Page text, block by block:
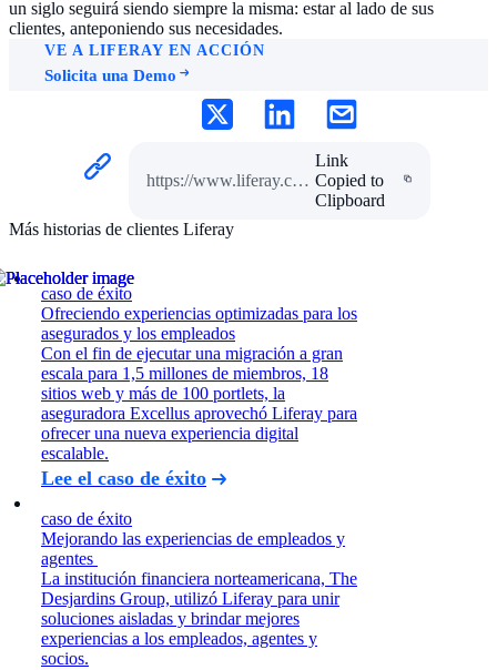
un siglo seguirá siendo siempre la misma: estar al lado de sus
clientes, anteponiendo sus necesidades.
VE A LIFERAY EN ACCIÓN
Solicita una Demo
https://www.liferay.com/es/resources/case-studies/hdi-assicurazioni
Link
Copied to
Clipboard
Más historias de clientes Liferay
caso de éxito
Ofreciendo experiencias optimizadas para los
asegurados y los empleados
Con el fin de ejecutar una migración a gran
escala para 1,5 millones de miembros, 18
sitios web y más de 100 portlets, la
aseguradora Excellus aprovechó Liferay para
ofrecer una nueva experiencia digital
escalable.
Lee el caso de éxito
caso de éxito
Mejorando las experiencias de empleados y
agentes
La institución financiera norteamericana, The
Desjardins Group, utilizó Liferay para unir
soluciones aisladas y brindar mejores
experiencias a los empleados, agentes y
socios.